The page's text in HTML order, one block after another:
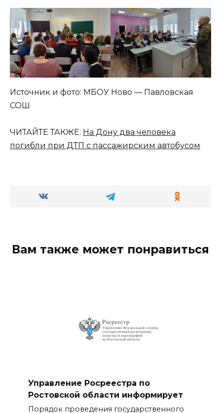
Источник и фото: МБОУ Ново — Павловская
СОШ
ЧИТАЙТЕ ТАКЖЕ: На Дону два человека
погибли при ДТП с пассажирским автобусом
Вам также может понравиться
Управление Росреестра по
Ростовской области информирует
Порядок проведения государственного